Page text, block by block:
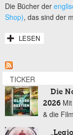
Die Bücher der
Shop), das sind der
LESEN
TICKER
Die
2026
& die